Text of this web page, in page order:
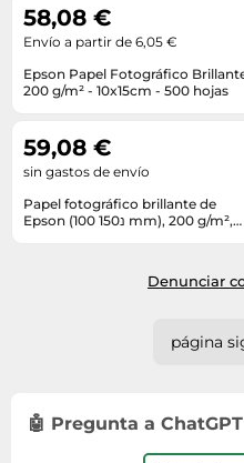
Epson Papel Fotográfico
200 g/m² - 10x15cm - 500 hojas
58,08 €
Envío a partir de 6,05 €
Papel fotográfico brillante de
Epson (100 נ150 mm), 200 g/m²,
59,08 €
sin gastos de envío
página
Denunciar
🤖 Pregunta a ChatGPT